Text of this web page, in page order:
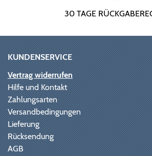
30 TAGE
KUNDENSERVICE
Vertrag widerrufen
Hilfe und Kontakt
Zahlungsarten
Versandbedingungen
Lieferung
Rücksendung
AGB